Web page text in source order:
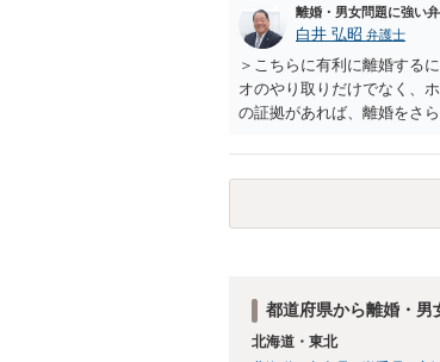
離婚・男女問題に強い
白井 弘昭 弁護士
＞こちらに有利に離婚する
オのやり取りだけでなく、
の証拠があれば、離婚をさ
がありますので、ご注意く
都道府県から離婚・男
北海道・東北